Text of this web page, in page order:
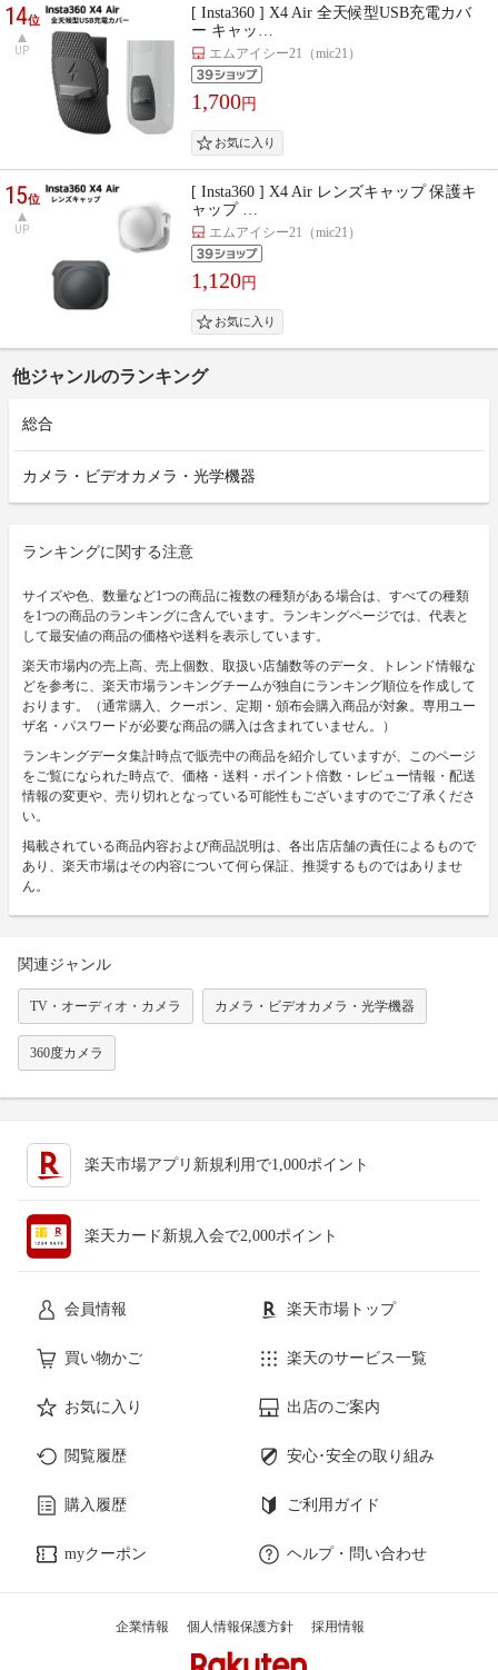
14位
UP
[ Insta360 ] X4 Air 全天候型USB充電カバ
ー キャッ…
エムアイシー21（mic21）
1,700円
15位
UP
[ Insta360 ] X4 Air レンズキャップ 保護キ
ャップ …
エムアイシー21（mic21）
1,120円
他ジャンルのランキング
総合
カメラ・ビデオカメラ・光学機器
ランキングに関する注意
サイズや色、数量など1つの商品に複数の種類がある場合は、すべての種類
を1つの商品のランキングに含んでいます。ランキングページでは、代表と
して最安値の商品の価格や送料を表示しています。
楽天市場内の売上高、売上個数、取扱い店舗数等のデータ、トレンド情報な
どを参考に、楽天市場ランキングチームが独自にランキング順位を作成して
おります。（通常購入、クーポン、定期・頒布会購入商品が対象。専用ユー
ザ名・パスワードが必要な商品の購入は含まれていません。）
ランキングデータ集計時点で販売中の商品を紹介していますが、このページ
をご覧になられた時点で、価格・送料・ポイント倍数・レビュー情報・配送
情報の変更や、売り切れとなっている可能性もございますのでご了承くださ
い。
掲載されている商品内容および商品説明は、各出店店舗の責任によるもので
あり、楽天市場はその内容について何ら保証、推奨するものではありませ
ん。
関連ジャンル
TV・オーディオ・カメラ カメラ・ビデオカメラ・光学機器
360度カメラ
楽天市場アプリ新規利用で1,000ポイント
楽天カード新規入会で2,000ポイント
会員情報 楽天市場トップ
買い物かご 楽天のサービス一覧
お気に入り 出店のご案内
閲覧履歴 安心･安全の取り組み
購入履歴 ご利用ガイド
myクーポン ヘルプ・問い合わせ
企業情報 個人情報保護方針 採用情報